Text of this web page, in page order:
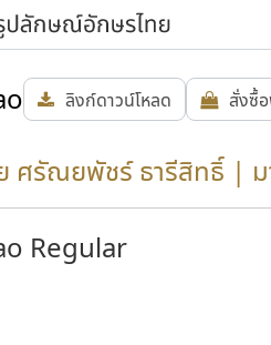
ลิงก์ดาวน์โหลด สั่งซื้
ศรัณยพัชร์ ธารีสิทธิ์ |
Regular